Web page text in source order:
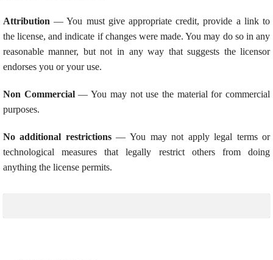
Attribution — You must give appropriate credit, provide a link to
the license, and indicate if changes were made. You may do so in any
reasonable manner, but not in any way that suggests the licensor
endorses you or your use.
Non Commercial— You may not use the material for commercial
purposes.
No additional restrictions— You may not apply legal terms or
technological measures that legally restrict others from doing
anything the license permits.